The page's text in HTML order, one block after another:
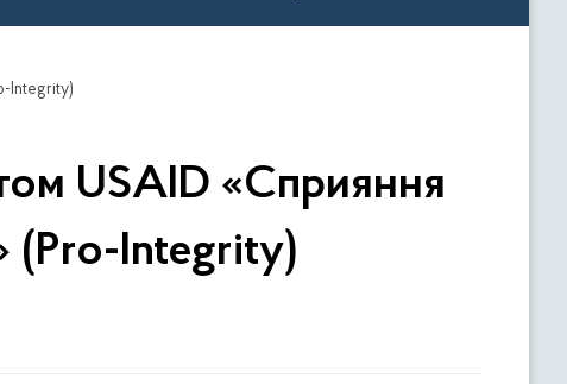
Integrity)
USAID «Сприяння
(Pro-Integrity)